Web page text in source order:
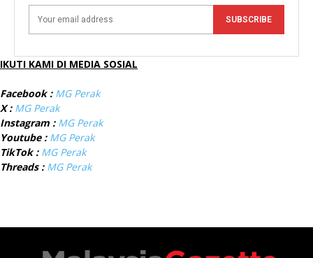
SUBSCRIBE
IKUTI KAMI DI MEDIA SOSIAL
Facebook : MG Perak
X : MG Perak
Instagram : MG Perak
Youtube : MG Perak
TikTok : MG Perak
Threads : MG Perak